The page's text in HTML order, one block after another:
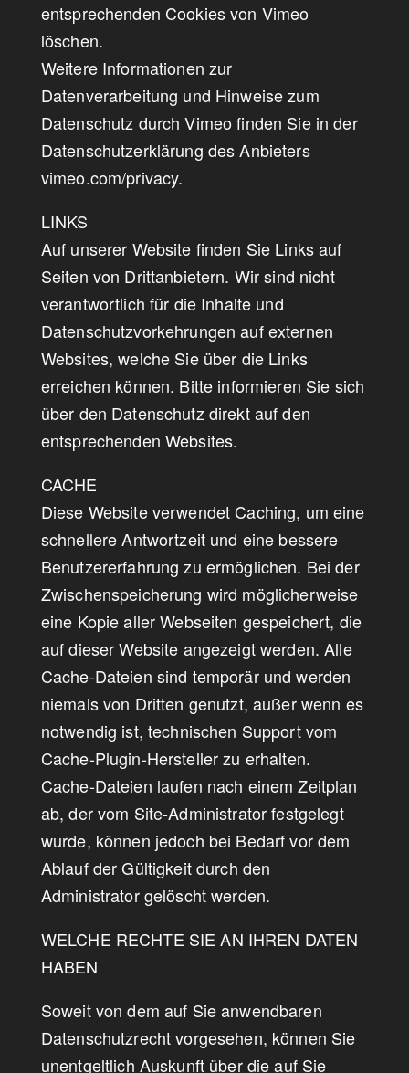
entsprechenden Cookies von Vimeo
löschen.
Weitere Informationen zur
Datenverarbeitung und Hinweise zum
Datenschutz durch Vimeo finden Sie in der
Datenschutzerklärung des Anbieters
vimeo.com/privacy.
LINKS
Auf unserer Website finden Sie Links auf
Seiten von Drittanbietern. Wir sind nicht
verantwortlich für die Inhalte und
Datenschutzvorkehrungen auf externen
Websites, welche Sie über die Links
erreichen können. Bitte informieren Sie sich
über den Datenschutz direkt auf den
entsprechenden Websites.
CACHE
Diese Website verwendet Caching, um eine
schnellere Antwortzeit und eine bessere
Benutzererfahrung zu ermöglichen. Bei der
Zwischenspeicherung wird möglicherweise
eine Kopie aller Webseiten gespeichert, die
auf dieser Website angezeigt werden. Alle
Cache-Dateien sind temporär und werden
niemals von Dritten genutzt, außer wenn es
notwendig ist, technischen Support vom
Cache-Plugin-Hersteller zu erhalten.
Cache-Dateien laufen nach einem Zeitplan
ab, der vom Site-Administrator festgelegt
wurde, können jedoch bei Bedarf vor dem
Ablauf der Gültigkeit durch den
Administrator gelöscht werden.
WELCHE RECHTE SIE AN IHREN DATEN
HABEN
Soweit von dem auf Sie anwendbaren
Datenschutzrecht vorgesehen, können Sie
unentgeltlich Auskunft über die auf Sie